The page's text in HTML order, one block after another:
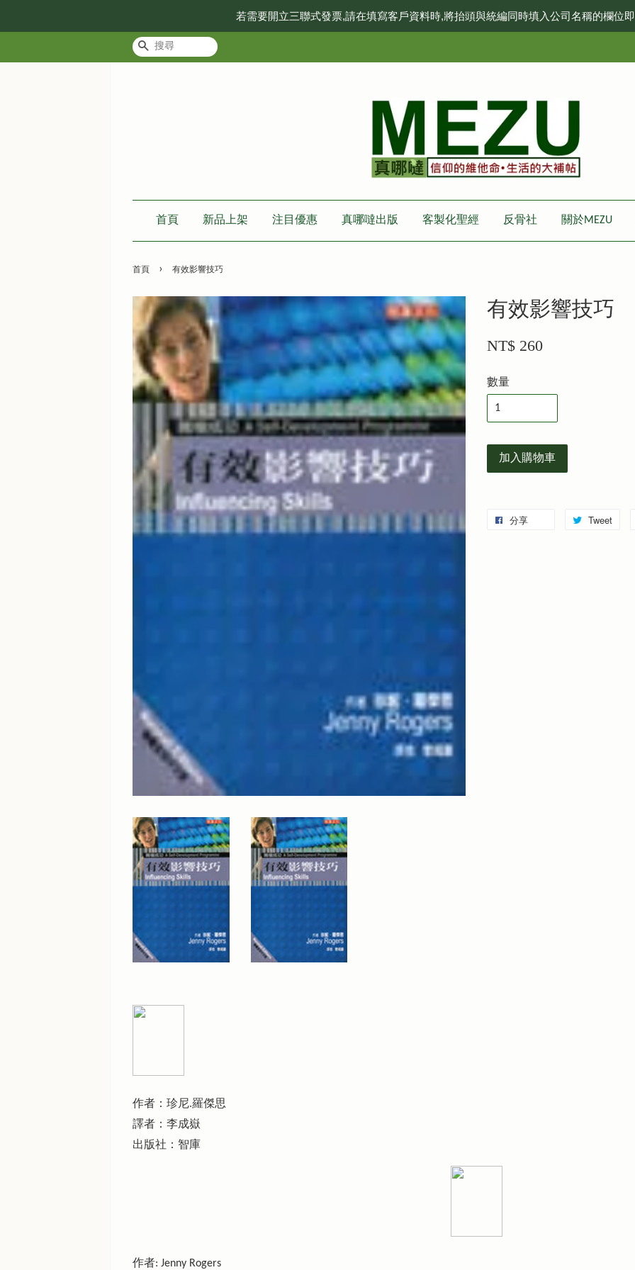
若需要開立三聯式發票,請在填寫客戶資料時,將抬頭與統編同時填入公司名稱的欄位
搜尋
首頁 新品上架 注目優惠 真哪噠出版 客製化聖經 反骨社 關於MEZU
首頁 › 有效影響技巧
有效影響技巧
NT$ 260
數量
加入購物車
分享 Tweet
作者：珍尼.羅傑思
譯者：李成嶽
出版社：智庫
作者: Jenny Rogers